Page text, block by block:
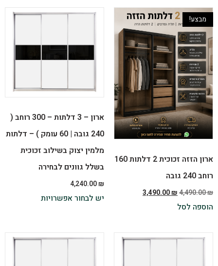
מבצע!
ארון הזזה זכוכית 2 דלתות 160
רוחב 240 גובה
4,490.00₪
3,490.00₪
הוספה לסל
ארון – 3 דלתות – 300 רוחב (
240 גובה | 60 עומק ) – דלתות
מלמין יצוק בשילוב זכוכית
בשלל גוונים לבחירה
4,240.00 ₪
יש לבחור אפשרויות